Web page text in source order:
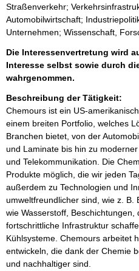
Straßenverkehr;
Automobilwirtschaft;
Unternehmen; Wissenschaft,
Die Interessenvertretung wird
Interesse selbst sowie durch
wahrgenommen.
Beschreibung der Tätigkeit:
Chemours ist ein US-
einem breiten Portfolio, welches
Branchen bietet, von der
und Laminate bis hin zu
und Telekommunikation. Die
Produkte möglich, die wir jeden
außerdem zu Technologien und
umweltfreundlicher sind, wie z.
wie Wasserstoff, Beschichtungen,
fortschrittliche Infrastruktur
Kühlsysteme. Chemours arbeitet
entwickeln, die dank der Chemie
und nachhaltiger sind.